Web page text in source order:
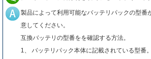
製品によって利用可能なバッテリパックの型番
意してください。
互換バッテリの型番をを確認する方法。
1、 バッテリパック本体に記載されている型番。